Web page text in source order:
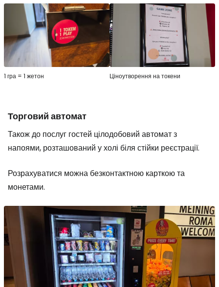
1 гра = 1 жетон Ціноутворення на токени
Торговий автомат
Також до послуг гостей цілодобовий автомат з
напоями, розташований у холі біля стійки реєстрації.
Розрахуватися можна безконтактною карткою та
монетами.